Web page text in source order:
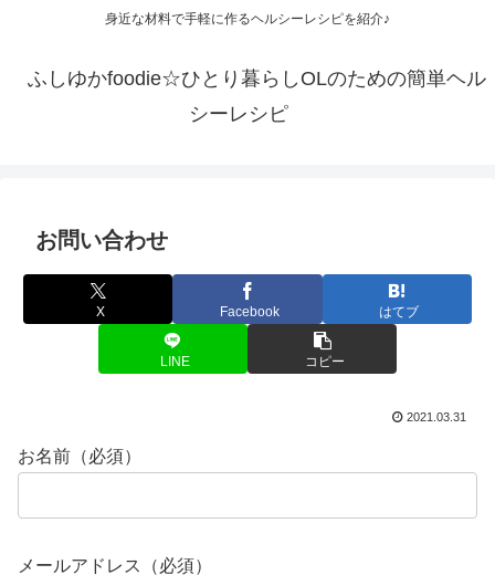
身近な材料で手軽に作るヘルシーレシピを紹介♪
ふしゆかfoodie☆ひとり暮らしOLのための簡単ヘル
シーレシピ
お問い合わせ
X Facebook はてブ
LINE コピー
2021.03.31
お名前（必須）
メールアドレス（必須）